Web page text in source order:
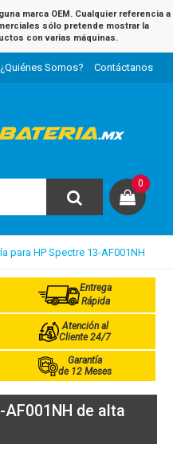
marca OEM. Cualquier referencia a
sólo pretende mostrar la
con varias máquinas.
¿Quiénes Somos? Contáctanos
0
para HP Spectre 13-AF001NH
Entrega
Rápida
Atención al
Cliente 24/7
Garantía
de 12 Meses
de alta